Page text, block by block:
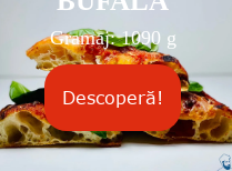
Gramaj: 1090 g
Descoperă!